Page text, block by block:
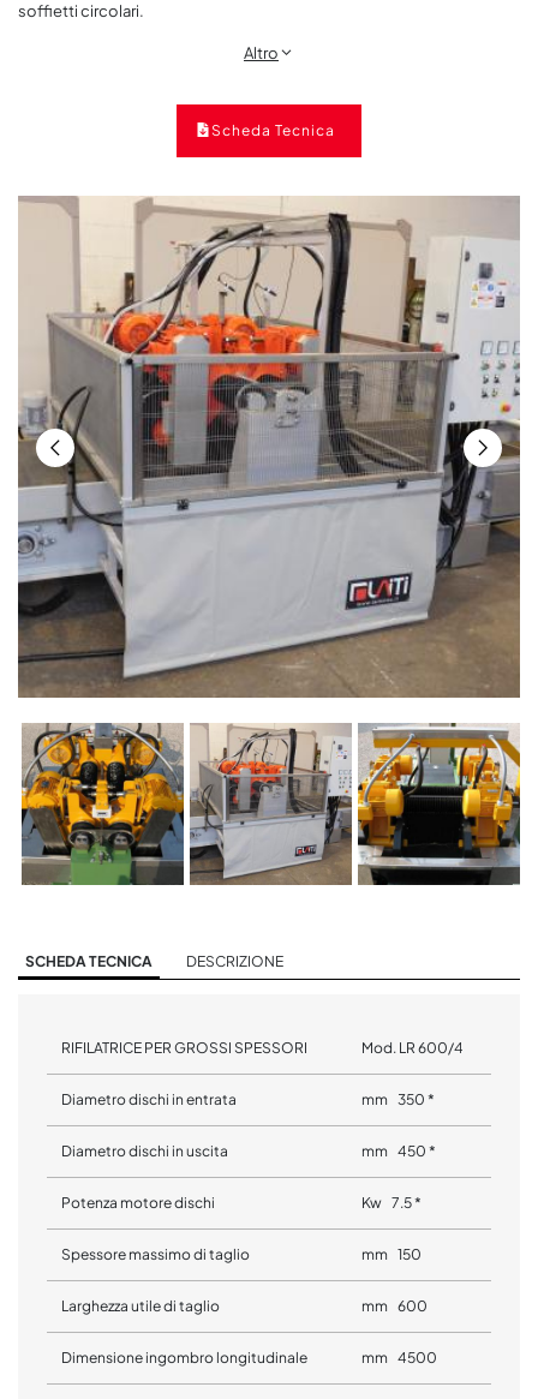
soffietti circolari.
Altro
Scheda Tecnica
SCHEDA TECNICA DESCRIZIONE
RIFILATRICE PER GROSSI SPESSORI Mod. LR 600/4
Diametro dischi in entrata mm 350 *
Diametro dischi in uscita mm 450 *
Potenza motore dischi Kw 7.5 *
Spessore massimo di taglio mm 150
Larghezza utile di taglio mm 600
Dimensione ingombro longitudinale mm 4500